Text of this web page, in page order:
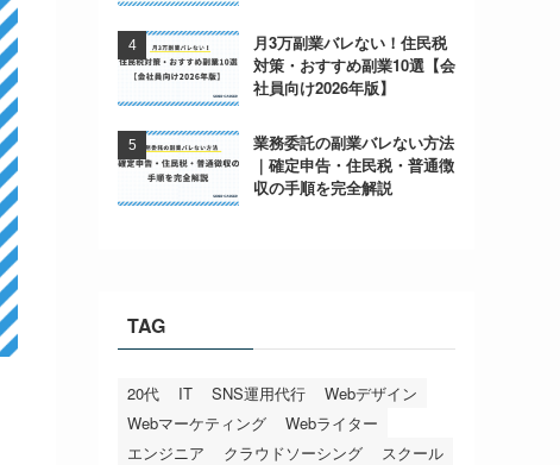
月3万副業バレない！住民税
対策・おすすめ副業10選【会
社員向け2026年版】
業務委託の副業バレない方法
｜確定申告・住民税・普通徴
収の手順を完全解説
TAG
20代 IT SNS運用代行
Webデザイン
Webマーケティング
Webライター
エンジニア
クラウドソーシング
スクール